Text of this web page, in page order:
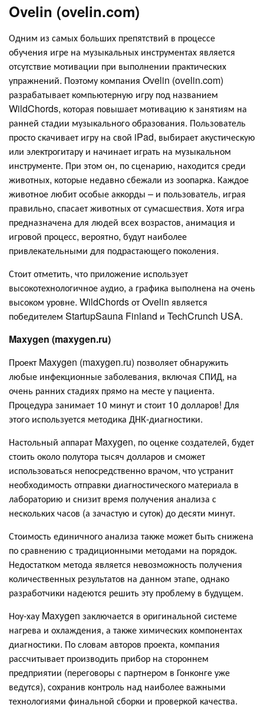
Ovelin (ovelin.com)
Одним из самых больших препятствий в процессе
обучения игре на музыкальных инструментах является
отсутствие мотивации при выполнении практических
упражнений. Поэтому компания Ovelin (ovelin.com)
разрабатывает компьютерную игру под названием
WildChords, которая повышает мотивацию к занятиям на
ранней стадии музыкального образования. Пользователь
просто скачивает игру на свой iPad, выбирает акустическую
или электрогитару и начинает играть на музыкальном
инструменте. При этом он, по сценарию, находится среди
животных, которые недавно сбежали из зоопарка. Каждое
животное любит особые аккорды – и пользователь, играя
правильно, спасает животных от сумасшествия. Хотя игра
предназначена для людей всех возрастов, анимация и
игровой процесс, вероятно, будут наиболее
привлекательными для подрастающего поколения.
Стоит отметить, что приложение использует
высокотехнологичное аудио, а графика выполнена на очень
высоком уровне. WildChords от Ovelin является
победителем StartupSauna Finland и TechCrunch USA.
Maxygen (maxygen.ru)
Проект Maxygen (maxygen.ru) позволяет обнаружить
любые инфекционные заболевания, включая СПИД, на
очень ранних стадиях прямо на месте у пациента.
Процедура занимает 10 минут и стоит 10 долларов! Для
этого используется методика ДНК-диагностики.
Настольный аппарат Maxygen, по оценке создателей, будет
стоить около полутора тысяч долларов и сможет
использоваться непосредственно врачом, что устранит
необходимость отправки диагностического материала в
лабораторию и снизит время получения анализа с
нескольких часов (а зачастую и суток) до десяти минут.
Стоимость единичного анализа также может быть снижена
по сравнению с традиционными методами на порядок.
Недостатком метода является невозможность получения
количественных результатов на данном этапе, однако
разработчики надеются решить эту проблему в будущем.
Ноу-хау Maxygen заключается в оригинальной системе
нагрева и охлаждения, а также химических компонентах
диагностики. По словам авторов проекта, компания
рассчитывает производить прибор на стороннем
предприятии (переговоры с партнером в Гонконге уже
ведутся), сохранив контроль над наиболее важными
технологиями финальной сборки и проверкой качества.